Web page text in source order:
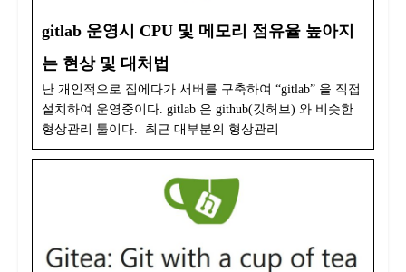
gitlab 운영시 CPU 및 메모리 점유율 높아지
는 현상 및 대처법
난 개인적으로 집에다가 서버를 구축하여 “gitlab” 을 직접
설치하여 운영중이다. gitlab 은 github(깃허브) 와 비슷한
형상관리 툴이다. 최근 대부분의 형상관리